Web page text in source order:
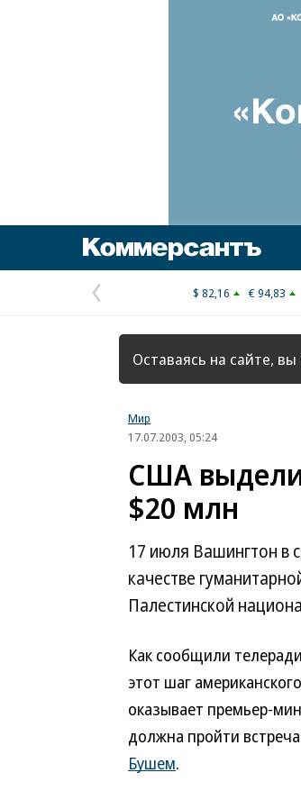
Предыдущая
страница
$ 82,16 € 94,83
Оставаясь на сайте, вы
Мир
17.07.2003, 05:24
США
$20 млн
17 июля Вашингтон в
качестве
Палестинской
Как сообщили
этот шаг
оказывает премьер-
должна пройти
Бушем.